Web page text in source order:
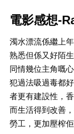
電影感想-
濁水漂流係繼上
熟悉但係又好陌
同情幾位主角嘅
犯過法吸過毒都
者更有建設性，
而生活得到改善
勞工，更加壓榨佢